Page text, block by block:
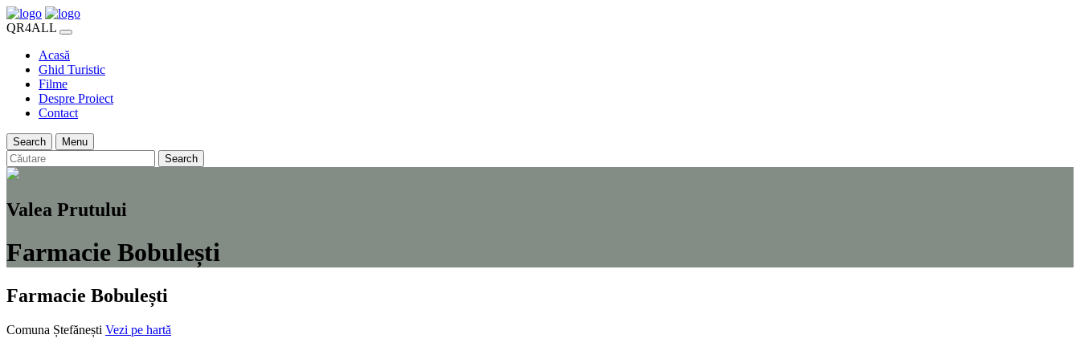
QR4ALL
Acasă
Ghid Turistic
Filme
Despre Proiect
Contact
Search
Menu
Search
Valea Prutului
Farmacie Bobulești
Farmacie Bobulești
Comuna Ștefănești Vezi pe hartă